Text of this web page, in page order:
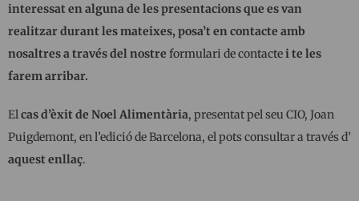
interessat en alguna de les presentacions que es van
realitzar durant les mateixes, posa’t en contacte amb
nosaltres a través del nostre formulari de contactei te les
farem arribar.
Elcas d’èxit de Noel Alimentària, presentat pel seu CIO, Joan
Puigdemont, en l’edició de Barcelona, el ​​pots consultar a través d’
aquest enllaç.